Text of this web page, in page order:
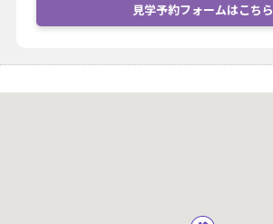
見学予約フォームはこちら